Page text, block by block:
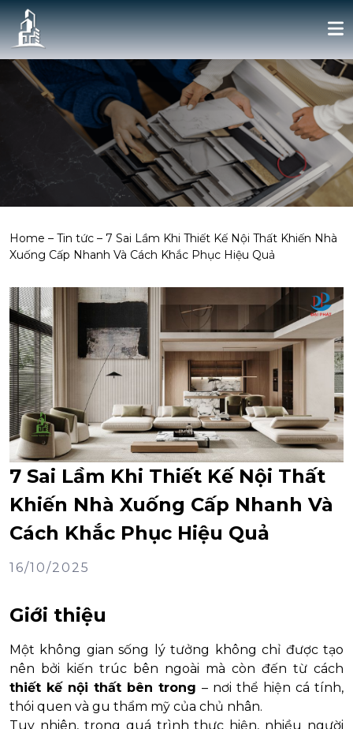
Home – Tin tức – 7 Sai Lầm Khi Thiết Kế Nội Thất Khiến Nhà
Xuống Cấp Nhanh Và Cách Khắc Phục Hiệu Quả
7 Sai Lầm Khi Thiết Kế Nội Thất
Khiến Nhà Xuống Cấp Nhanh Và
Cách Khắc Phục Hiệu Quả
16/10/2025
Giới thiệu
Một không gian sống lý tưởng không chỉ được tạo
nên bởi kiến trúc bên ngoài mà còn đến từ cách
thiết kế nội thất bên trong – nơi thể hiện cá tính,
thói quen và gu thẩm mỹ của chủ nhân.
Tuy nhiên, trong quá trình thực hiện, nhiều người